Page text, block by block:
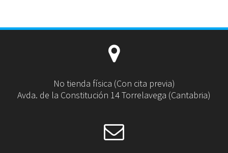
No tienda física (Con cita previa)
Avda. de la Constitución 14 Torrelavega (Cantabria)